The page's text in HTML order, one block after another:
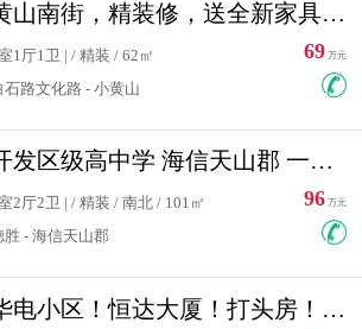
黄山南街，精装修，送全新家具，看房有钥匙，实用面积大
1厅1卫 | / 精装 / 62㎡
石路文化路 - 小黄山
69 万元
开发区级高中学 海信天山郡 一手合同没有税！ 送车位
2厅2卫 | / 精装 / 南北 / 101㎡
胜 - 海信天山郡
96 万元
华电小区！恒达大厦！打头房！精装修！可低首付！随时看房！